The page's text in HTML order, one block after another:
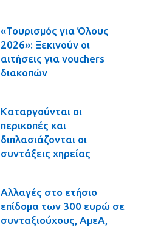
«Τουρισμός για Όλους
2026»: Ξεκινούν οι
αιτήσεις για vouchers
διακοπών
Καταργούνται οι
περικοπές και
διπλασιάζονται οι
συντάξεις χηρείας
Αλλαγές στο ετήσιο
επίδομα των 300 ευρώ σε
συνταξιούχους, ΑμεΑ,